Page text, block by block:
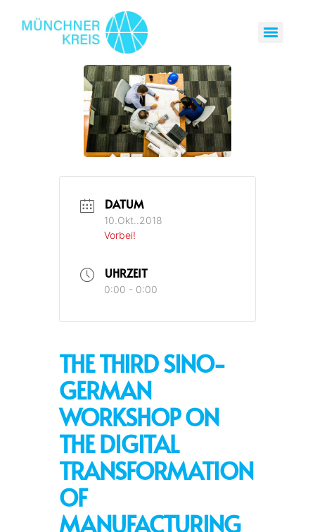
DATUM
10.Okt..2018
Vorbei!
UHRZEIT
0:00 - 0:00
THE THIRD SINO-
GERMAN
WORKSHOP ON
THE DIGITAL
TRANSFORMATION
OF
MANUFACTURING